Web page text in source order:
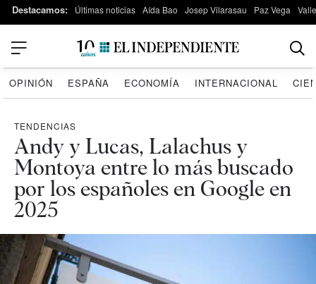
Destacamos: Últimas noticias Aída Bao Josep Vilarasau Paz Vega
OPINIÓN ESPAÑA ECONOMÍA INTERNACIONAL
TENDENCIAS
Andy y Lucas, Lalachus y
Montoya entre lo más buscado
por los españoles en Google en
2025